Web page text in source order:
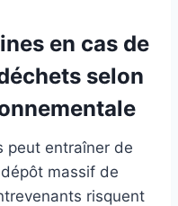
en cas de
selon
peut entraîner de
massif de
risquent